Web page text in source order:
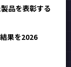
品を表彰する
果を2026